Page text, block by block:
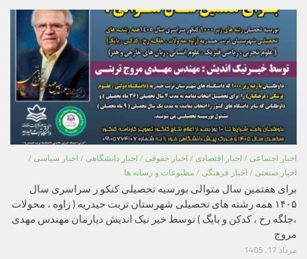
اخبار اجتماعی / اخبار اقتصادی / اخبار حقوقی / اخبار دانشگاهی / اخبار سیاسی /
اخبار صنعتی / اخبار فرهنگی / مطبوعات و رسانه ها
برای هفتمین سال متوالی بورسیه تحصیلی کنکو ر سراسری سال
۱۴۰۵ همه رشته های تحصیلی شهرستان تربت حیدریه ( زاوه ، محولات
،جلگه رخ ، کدکن و بایگ ) توسط خیر نیک اندیش دیارمان مهندس مهدی
مروج
مرداد 17, 1405